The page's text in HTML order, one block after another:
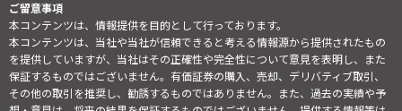
ご留意事項
本コンテンツは、情報提供を目的として行っております。
本コンテンツは、当社や当社が信頼できると考える情報源から提供されたもの
を提供していますが、当社はその正確性や完全性について意見を表明し、また
保証するものではございません。有価証券の購入、売却、デリバティブ取引、
その他の取引を推奨し、勧誘するものではありません。また、過去の実績や予